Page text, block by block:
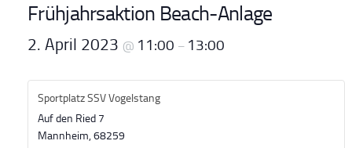
Frühjahrsaktion Beach-Anlage
2. April 2023 @ 11:00 – 13:00
Sportplatz SSV Vogelstang
Auf den Ried 7
Mannheim,68259